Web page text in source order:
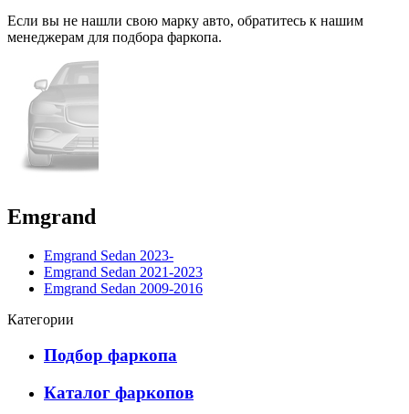
Если вы не нашли свою марку авто, обратитесь к нашим
менеджерам для подбора фаркопа.
Emgrand
Emgrand Sedan 2023-
Emgrand Sedan 2021-2023
Emgrand Sedan 2009-2016
Категории
Подбор фаркопа
Каталог фаркопов